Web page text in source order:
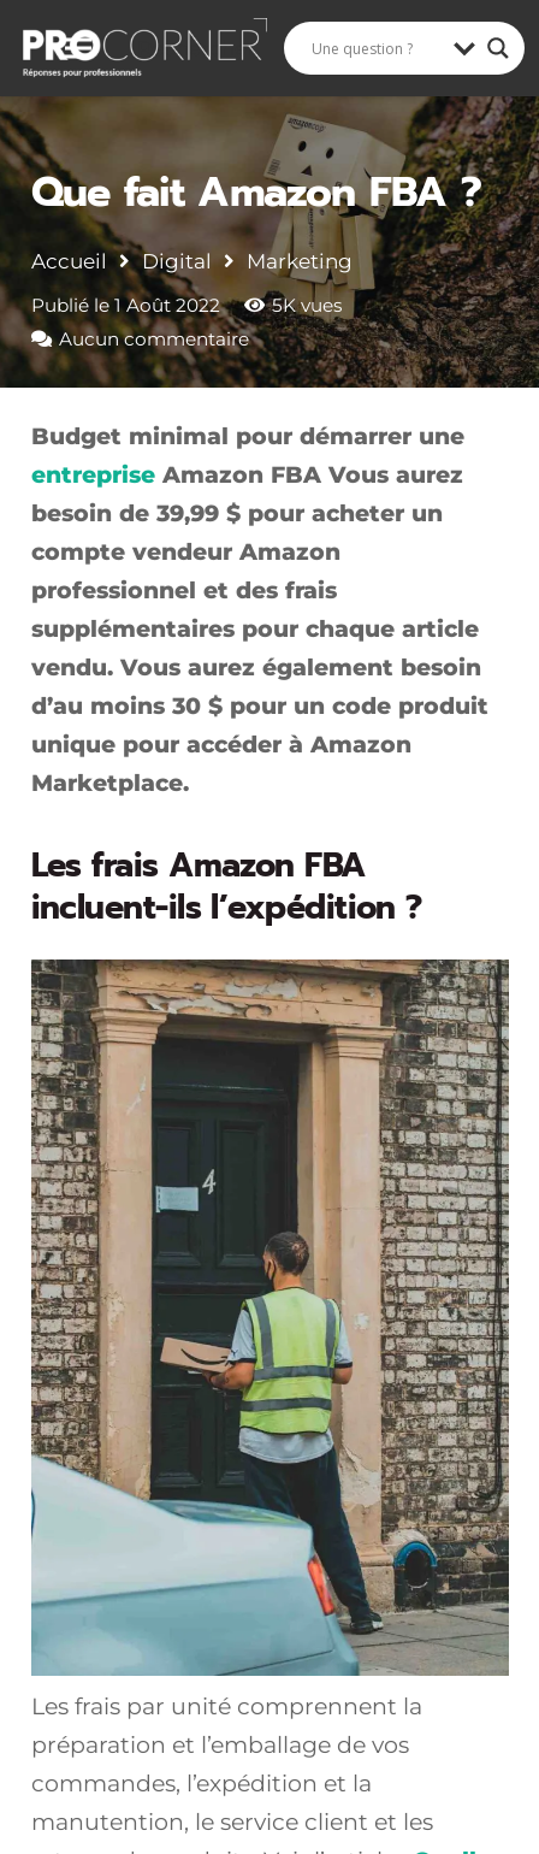
Rechercher
Que fait Amazon FBA ?
Accueil Digital Marketing
Publié le 1 Août 2022 5Kvues
Aucun commentaire
Budget minimal pour démarrer une
entrepriseAmazon FBA Vous aurez
besoin de 39,99 $ pour acheter un
compte vendeur Amazon
professionnel et des frais
supplémentaires pour chaque article
vendu. Vous aurez également besoin
d’au moins 30 $ pour un code produit
unique pour accéder à Amazon
Marketplace.
Les frais Amazon FBA
incluent-ils l’expédition ?
Les frais par unité comprennent la
préparation et l’emballage de vos
commandes, l’expédition et la
manutention, le service client et les